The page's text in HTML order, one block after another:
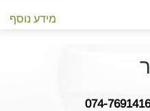
מידע נוסף
074-7691416